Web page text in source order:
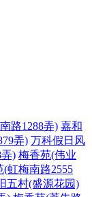
路1288弄) 嘉和
弄) 万科假日风
弄) 梅香苑(伟业
(虹梅南路2555
五村(盛源花园)